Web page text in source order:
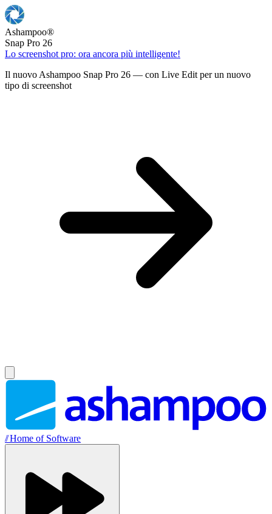
Ashampoo®
Snap Pro 26
Lo screenshot pro: ora ancora più intelligente!
Il nuovo Ashampoo Snap Pro 26 — con Live Edit per un nuovo
tipo di screenshot
//Home of Software